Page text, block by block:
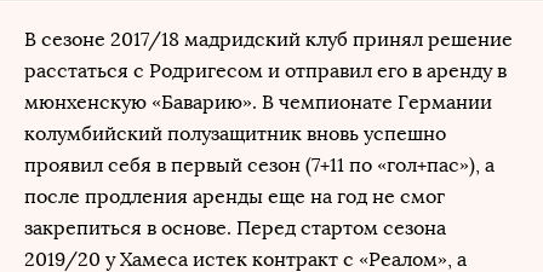
В сезоне 2017/18 мадридский клуб принял решение
расстаться с Родригесом и отправил его в аренду в
мюнхенскую «Баварию». В чемпионате Германии
колумбийский полузащитник вновь успешно
проявил себя в первый сезон (7+11 по «гол+пас»), а
после продления аренды еще на год не смог
закрепиться в основе. Перед стартом сезона
2019/20 у Хамеса истек контракт с «Реалом», а